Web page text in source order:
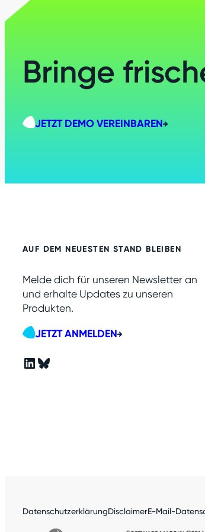
Bringe
JETZT DEMO VEREINBAREN
AUF DEM NEUESTEN STAND BLEIBEN
Melde dich für unseren Newsletter an
und erhalte Updates zu unseren
Produkten.
JETZT ANMELDEN
LinkedIn Bluesky
DatenschutzerklärungDisclaimerE-Mail-